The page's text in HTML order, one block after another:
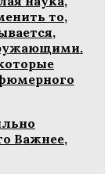
то,
Важнее,